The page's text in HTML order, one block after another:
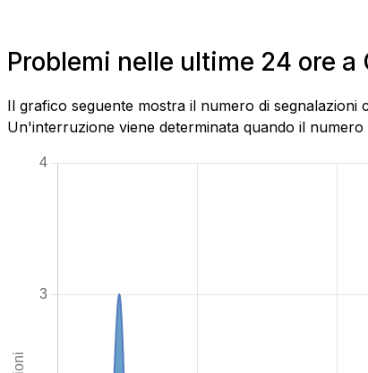
Problemi nelle ultime 24 ore
Il grafico seguente mostra il numero di segnalazioni
Un'interruzione viene determinata quando il